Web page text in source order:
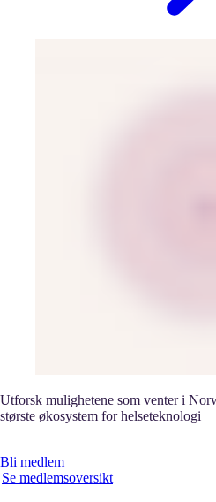
Utforsk mulighetene som venter i
største økosystem for helseteknologi
Bli medlem
Se medlemsoversikt